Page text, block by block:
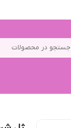
جستجو در محصولات